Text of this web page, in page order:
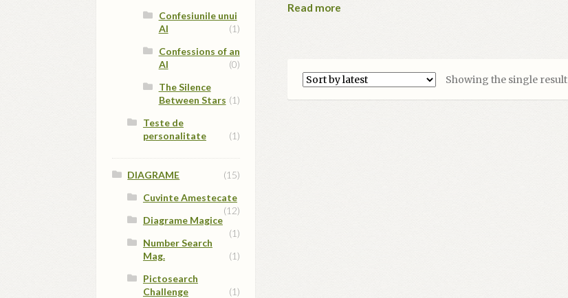
Read more
Showing the single result
Confesiunile unui
AI
(1)
Confessions of an
AI
(0)
The Silence
Between Stars (1)
Teste de
personalitate
(1)
DIAGRAME
(15)
Cuvinte Amestecate
(12)
Diagrame Magice
(1)
Number Search
Mag.
(1)
Pictosearch
Challenge
(1)